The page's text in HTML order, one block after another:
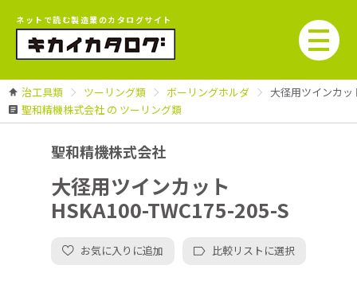
ネットで読む製造業のカタログサイト
治工具類 ツーリング類 ボーリングホルダ
大径用ツインカ
聖和精機株式会社 の ツーリング類
聖和精機株式会社
大径用ツインカット
HSKA100-TWC175-205-S
お気に入りに追加 比較リストに選択